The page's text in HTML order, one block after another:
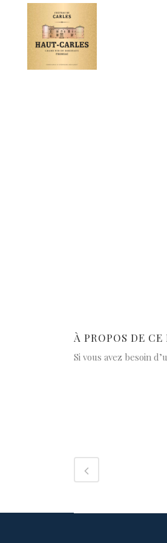
À PROPOS DE CE
Si vous avez besoin